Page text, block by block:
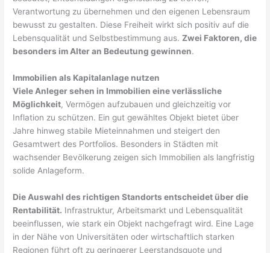
Verantwortung zu übernehmen und den eigenen Lebensraum
bewusst zu gestalten. Diese Freiheit wirkt sich positiv auf die
Lebensqualität und Selbstbestimmung aus.Zwei Faktoren, die
besonders im Alter an Bedeutung gewinnen.
Immobilien als Kapitalanlage nutzen
Viele Anleger sehen in Immobilien eine verlässliche
Möglichkeit, Vermögen aufzubauen und gleichzeitig vor
Inflation zu schützen. Ein gut gewähltes Objekt bietet über
Jahre hinweg stabile Mieteinnahmen und steigert den
Gesamtwert des Portfolios. Besonders in Städten mit
wachsender Bevölkerung zeigen sich Immobilien als langfristig
solide Anlageform.
Die Auswahl des richtigen Standorts entscheidet über die
Rentabilität. Infrastruktur, Arbeitsmarkt und Lebensqualität
beeinflussen, wie stark ein Objekt nachgefragt wird. Eine Lage
in der Nähe von Universitäten oder wirtschaftlich starken
Regionen führt oft zu geringerer Leerstandsquote und